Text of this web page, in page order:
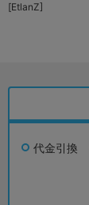
[EtlanZ]
代金引換